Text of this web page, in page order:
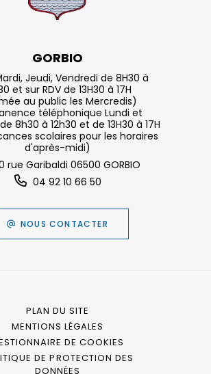
GORBIO
Jeudi, Vendredi de 8H30 à
et sur RDV de 13H30 à 17H
au public les Mercredis)
téléphonique Lundi et
8h30 à 12h30 et de 13H30 à 17H
scolaires pour les horaires
d'après-midi)
rue Garibaldi 06500 GORBIO
04 92 10 66 50
NOUS CONTACTER
PLAN DU SITE
MENTIONS LÉGALES
DE COOKIES
DE PROTECTION DES
DONNÉES